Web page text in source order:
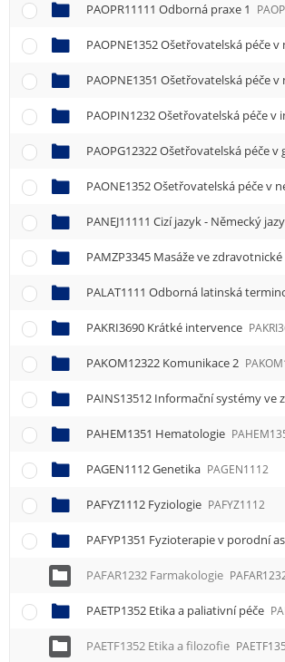
PAOPR11111 Odborná praxe 1
PAOPNE1352 Ošetřovatelská péče
PAOPNE1351 Ošetřovatelská péče
PAOPG12322 Ošetřovatelská péče v
PAONE1352 Ošetřovatelská péče v
PANEJ11111 Cizí jazyk - Německý
PAMZP3345 Masáže ve
PALAT1111 Odborná latinská
PAKRI3690 Krátké intervence
PAKOM12322 Komunikace 2
PAHEM1351 Hematologie
PAGEN1112 Genetika PAGEN1112
PAFYZ1112 Fyziologie PAFYZ1112
PAFYP1351 Fyzioterapie v porodní
PAFAR1232 Farmakologie
PAETP1352 Etika a paliativní péče
PAETF1352 Etika a filozofie